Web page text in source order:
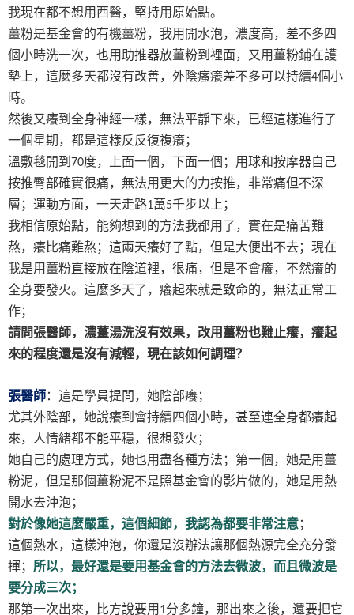
我現在都不想用西醫，堅持用原始點。
薑粉是基金會的有機薑粉，我用開水泡，濃度高，差不多四
個小時洗一次，也用助推器放薑粉到裡面，又用薑粉鋪在護
墊上，這麼多天都沒有改善，外陰瘙癢差不多可以持續4個小
時。
然後又癢到全身神經一樣，無法平靜下來，已經這樣進行了
一個星期，都是這樣反反復複癢；
溫敷毯開到70度，上面一個，下面一個；用球和按摩器自己
按推臀部確實很痛，無法用更大的力按推，非常痛但不深
層；運動方面，一天走路1萬5千步以上；
我相信原始點，能夠想到的方法我都用了，實在是痛苦難
熬，癢比痛難熬；這兩天癢好了點，但是大便出不去；現在
我是用薑粉直接放在陰道裡，很痛，但是不會癢，不然癢的
全身要發火。這麼多天了，癢起來就是致命的，無法正常工
作；
請問張醫師，濃薑湯洗沒有效果，改用薑粉也難止癢，癢起
來的程度還是沒有減輕，現在該如何調理？
張醫師：這是學員提問，她陰部癢；
尤其外陰部，她說癢到會持續四個小時，甚至連全身都癢起
來，人情緒都不能平穩，很想發火；
她自己的處理方式，她也用盡各種方法；第一個，她是用薑
粉泥，但是那個薑粉泥不是照基金會的影片做的，她是用熱
開水去沖泡；
對於像她這麼嚴重，這個細節，我認為都要非常注意；
這個熱水，這樣沖泡，你還是沒辦法讓那個熱源完全充分發
揮； 所以，最好還是要用基金會的方法去微波，而且微波是
要分成三次；
那第一次出來，比方說要用1分多鐘，那出來之後，還要把它